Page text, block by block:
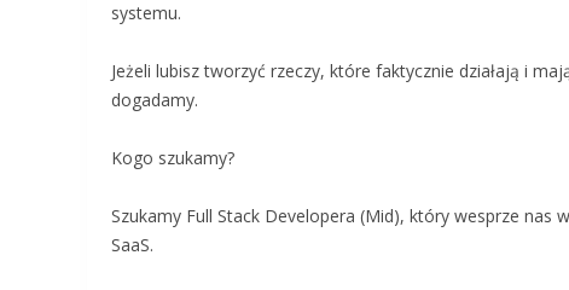
systemu.
Jeżeli lubisz tworzyć rzeczy, które faktycznie działają i
dogadamy.
Kogo szukamy?
Szukamy Full Stack Developera (Mid), który wesprze
SaaS.